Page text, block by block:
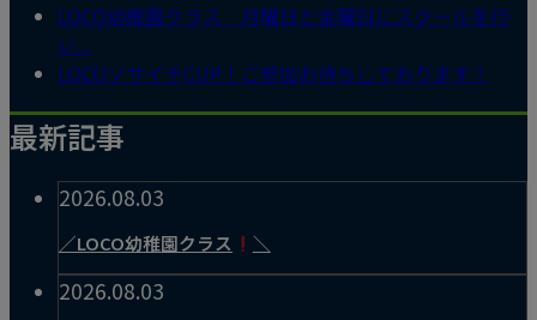
LOCO幼稚園クラス 月曜日と金曜日にスクールを行
い...
LOCOソサイチCUP！ご参加お待ちしております！
最新記事
2026.08.03
／LOCO幼稚園クラス ＼
2026.08.03